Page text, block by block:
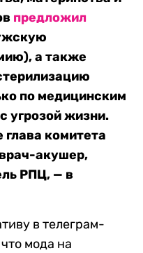
предложил
а также
по медицинским
угрозой жизни.
глава комитета
акушер,
РПЦ, — в
в телеграм-
мода на